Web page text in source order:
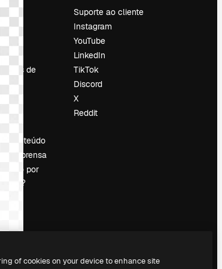
nós
de
conteúdo
de imprensa
por
Suporte ao cliente
Instagram
YouTube
LinkedIn
TikTok
Discord
X
Reddit
of cookies on your device to enhance site